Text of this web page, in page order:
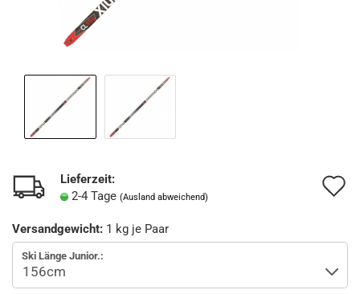
Lieferzeit:
2-4 Tage (Ausland abweichend)
Versandgewicht: 1 kg je Paar
Ski Länge Junior.: